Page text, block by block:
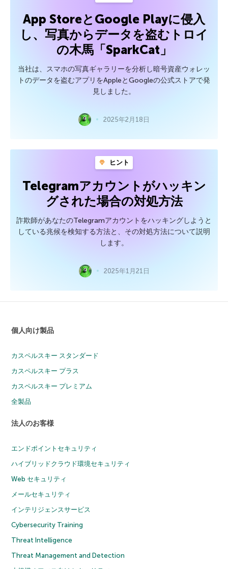
App StoreとGoogle Playに侵入
し、写真からデータを盗むトロイ
の木馬「SparkCat」
当社は、スマホの写真ギャラリーを分析し暗号資産ウォレッ
トのデータを盗むアプリをAppleとGoogleの公式ストアで発
見しました。
2025年2月18日
ヒント
Telegramアカウントがハッキン
グされた場合の対処方法
詐欺師があなたのTelegramアカウントをハッキングしようと
している兆候を検知する方法と、その対処方法について説明
します。
2025年1月21日
個人向け製品
カスペルスキー スタンダード
カスペルスキー プラス
カスペルスキー プレミアム
全製品
法人のお客様
エンドポイントセキュリティ
ハイブリッドクラウド環境セキュリティ
Web セキュリティ
メールセキュリティ
インテリジェンスサービス
Cybersecurity Training
Threat Intelligence
Threat Management and Detection